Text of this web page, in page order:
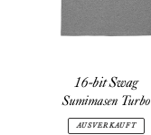
16-bit Swag
Sumimasen Turbo
AUSVERKAUFT